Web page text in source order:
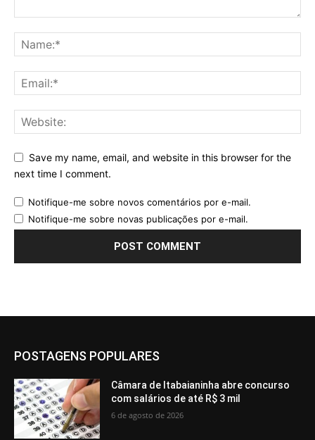
Save my name, email, and website in this browser for the
next time I comment.
Notifique-me sobre novos comentários por e-mail.
Notifique-me sobre novas publicações por e-mail.
POSTAGENS POPULARES
Câmara de Itabaianinha abre concurso
com salários de até R$ 3 mil
6 de agosto de 2026